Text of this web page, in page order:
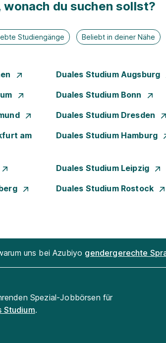
wonach du suchen sollst?
Studiengänge Beliebt in deiner Nähe
Duales Studium Augsburg
Duales Studium Bonn
Duales Studium Dresden
am
Duales Studium Hamburg
Duales Studium Leipzig
Duales Studium Rostock
uns bei Azubiyo gendergerechte
Spezial-Jobbörsen für
Studium.